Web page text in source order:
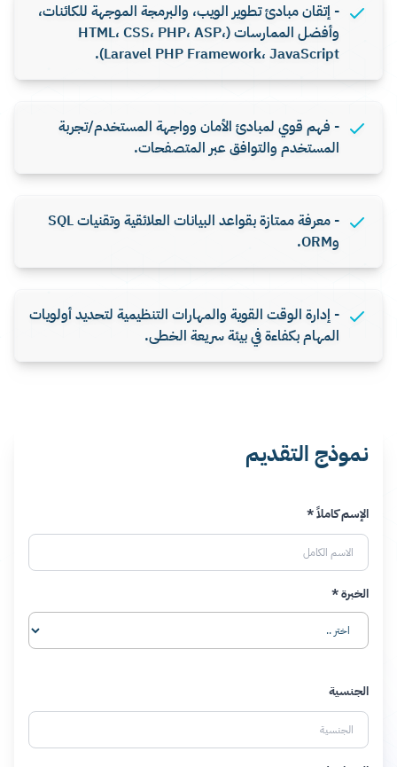
- إتقان مبادئ تطوير الويب، والبرمجة الموجهة للكائنات،
وأفضل الممارسات (HTML، CSS، PHP، ASP،
Laravel PHP Framework، JavaScript).
- فهم قوي لمبادئ الأمان وواجهة المستخدم/تجربة
المستخدم والتوافق عبر المتصفحات.
- معرفة ممتازة بقواعد البيانات العلائقية وتقنيات SQL
وORM.
- إدارة الوقت القوية والمهارات التنظيمية لتحديد أولويات
المهام بكفاءة في بيئة سريعة الخطى.
نموذج التقديم
الإسم كاملاً *
الخبرة *
الجنسية